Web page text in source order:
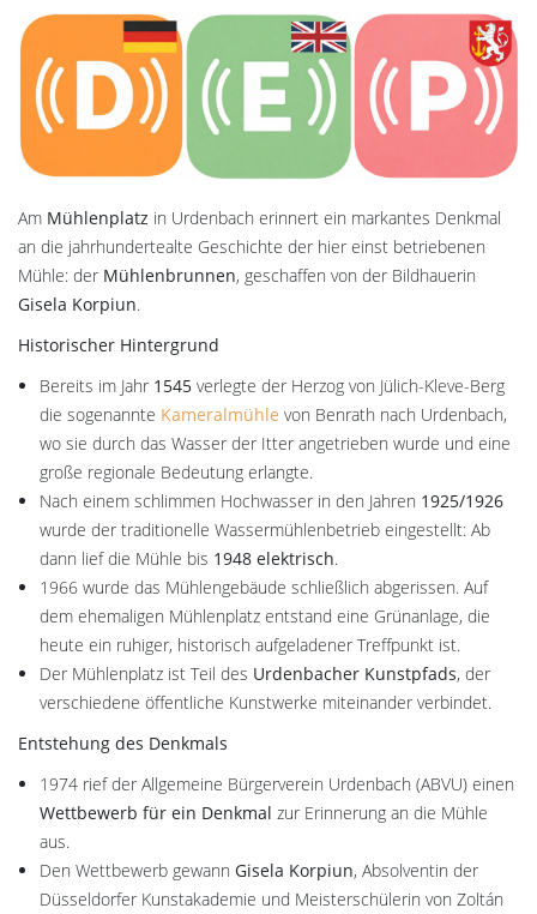
Am Mühlenplatz in Urdenbach erinnert ein markantes Denkmal
an die jahrhundertealte Geschichte der hier einst betriebenen
Mühle: der Mühlenbrunnen, geschaffen von der Bildhauerin
Gisela Korpiun.
Historischer Hintergrund
Bereits im Jahr 1545 verlegte der Herzog von Jülich-Kleve-Berg
die sogenannte Kameralmühle von Benrath nach Urdenbach,
wo sie durch das Wasser der Itter angetrieben wurde und eine
große regionale Bedeutung erlangte.
Nach einem schlimmen Hochwasser in den Jahren 1925/1926
wurde der traditionelle Wassermühlenbetrieb eingestellt: Ab
dann lief die Mühle bis 1948 elektrisch.
1966 wurde das Mühlengebäude schließlich abgerissen. Auf
dem ehemaligen Mühlenplatz entstand eine Grünanlage, die
heute ein ruhiger, historisch aufgeladener Treffpunkt ist.
Der Mühlenplatz ist Teil des Urdenbacher Kunstpfads, der
verschiedene öffentliche Kunstwerke miteinander verbindet.
Entstehung des Denkmals
1974 rief der Allgemeine Bürgerverein Urdenbach (ABVU) einen
Wettbewerb für ein Denkmal zur Erinnerung an die Mühle
aus.
Den Wettbewerb gewann Gisela Korpiun, Absolventin der
Düsseldorfer Kunstakademie und Meisterschülerin von Zoltán